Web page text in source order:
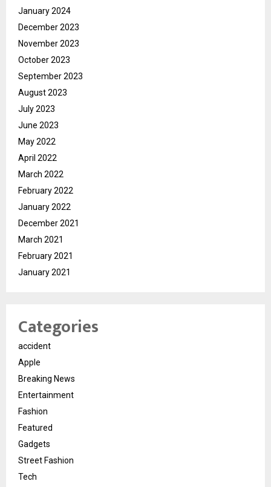
January 2024
December 2023
November 2023
October 2023
September 2023
August 2023
July 2023
June 2023
May 2022
April 2022
March 2022
February 2022
January 2022
December 2021
March 2021
February 2021
January 2021
Categories
accident
Apple
Breaking News
Entertainment
Fashion
Featured
Gadgets
Street Fashion
Tech